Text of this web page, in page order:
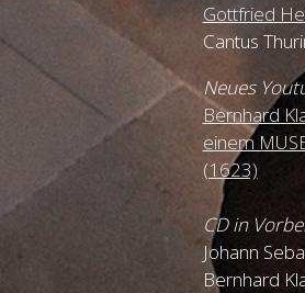
Gottfried
Cantus
Neues
Bernhard
einem
(1623)
CD in
Johann
Bernhard